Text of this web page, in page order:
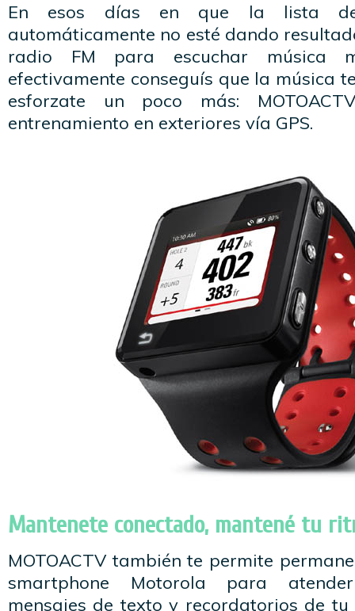
En esos días en que la lista de
automáticamente no esté dando
radio FM para escuchar música
efectivamente conseguís que la música
esforzate un poco más:
entrenamiento en exteriores vía GPS.
Mantenete conectado, mantené tu
MOTOACTV también te permite
smartphone Motorola para
mensajes de texto y recordatorios de